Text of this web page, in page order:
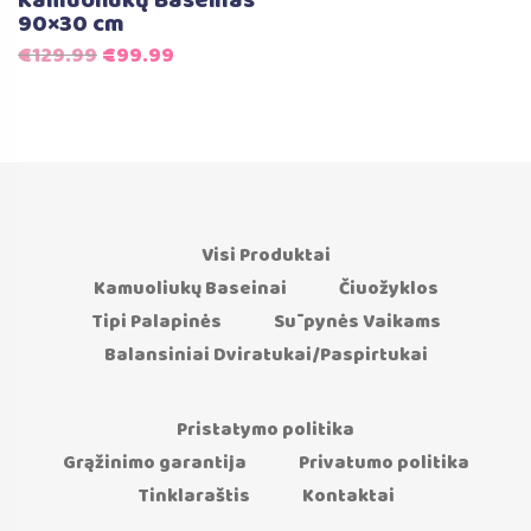
90×30 cm
€129.99Original
€99.99
Visi Produktai
Kamuoliukų Baseinai
Čiuožyklos
Tipi Palapinės
Sūpynės Vaikams
Balansiniai Dviratukai/Paspirtukai
Pristatymo politika
Grąžinimo garantija
Privatumo politika
Tinklaraštis
Kontaktai